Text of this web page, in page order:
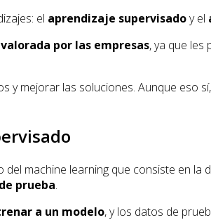
el aprendizaje supervisadoy el
por las empresas, ya que les
y mejorar las soluciones. Aunque eso
del machine learning que consiste en
prueba.
a un modelo, y los datos de